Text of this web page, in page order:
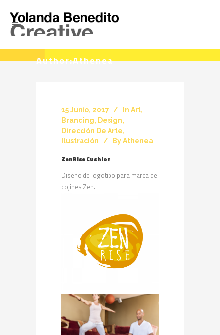
Author:Athenea
15 Junio, 2017 In Art,
Branding, Design,
Dirección De Arte,
Ilustración
ByAthenea
ZenRise Cushion
Diseño de logotipo para marca de
cojines Zen.